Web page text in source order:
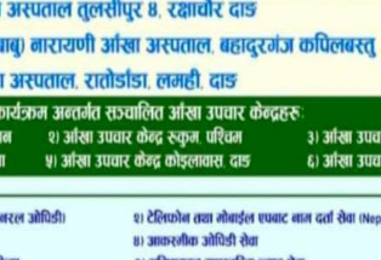
चित्रकला र हिज्जे प्रतियोगिता
विद्यालय अर्गनाइजेसन नेपाल (प्याब्सन) घाेराही
क्रमश:स्टार इङ्लिश बाेर्डिङ सेकेन्डरी
छन् । गुरुकुल एकेडेमीमा भएकाे कक्षा एकदेखि
बाेर्डिङ सेकेन्डरी स्कुलका अम्बिका बहकरी प्रथम
प्रज्वल राेका […]